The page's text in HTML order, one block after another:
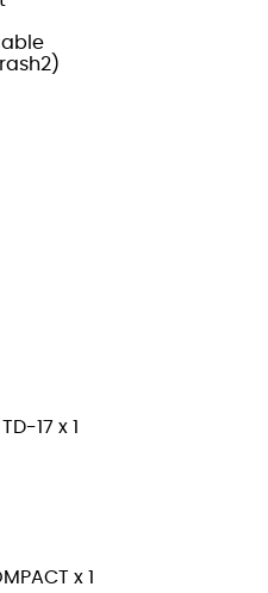
17 x 1
x 1